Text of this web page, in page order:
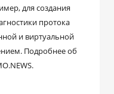
для создания
протока
и виртуальной
Подробнее об